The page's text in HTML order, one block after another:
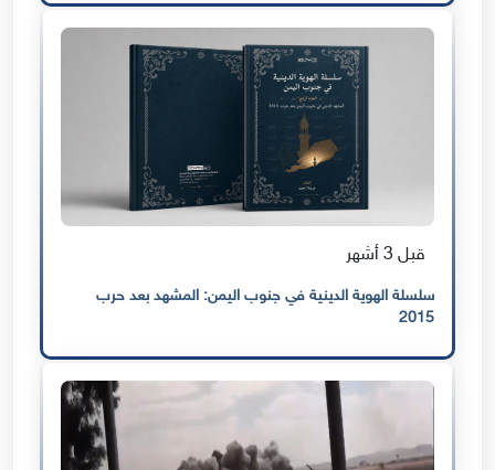
قبل 3 أشهر
سلسلة الهوية الدينية في جنوب اليمن: المشهد بعد حرب
2015